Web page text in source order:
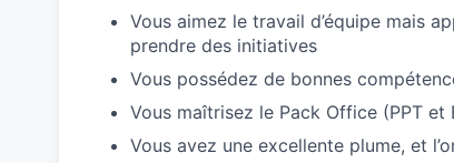
Vous aimez le travail d’équipe mais
prendre des initiatives
Vous possédez de bonnes
Vous maîtrisez le Pack Office (PPT
Vous avez une excellente plume, et